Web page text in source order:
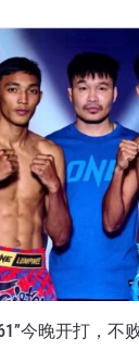
今晚开打，不